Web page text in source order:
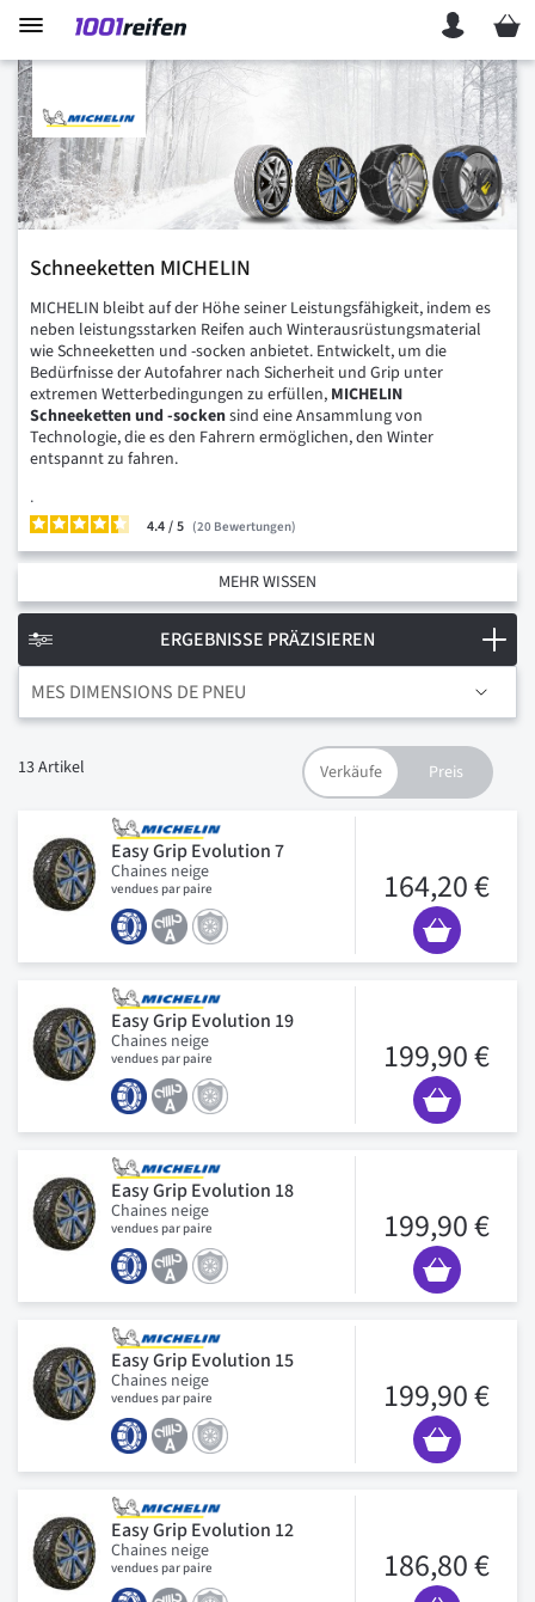
Mein
Schneeketten MICHELIN
MICHELIN bleibt auf der Höhe seiner Leistungsfähigkeit, indem es
neben leistungsstarken Reifen auch Winterausrüstungsmaterial
wie Schneeketten und -socken anbietet. Entwickelt, um die
Bedürfnisse der Autofahrer nach Sicherheit und Grip unter
extremen Wetterbedingungen zu erfüllen, MICHELIN
Schneeketten und -sockensind eine Ansammlung von
Technologie, die es den Fahrern ermöglichen, den Winter
entspannt zu fahren.
.
4.4/ 20 Bewertungen
MEHR WISSEN
MES DIMENSIONS DE PNEU
13Artikel
Easy Grip Evolution 7
Chaines neige
vendues par paire 164,20 €
Easy Grip Evolution 19
Chaines neige
vendues par paire 199,90 €
Easy Grip Evolution 18
Chaines neige
vendues par paire 199,90 €
Easy Grip Evolution 15
Chaines neige
vendues par paire 199,90 €
Easy Grip Evolution 12
Chaines neige
vendues par paire 186,80 €
ERGEBNISSE PRÄZISIEREN